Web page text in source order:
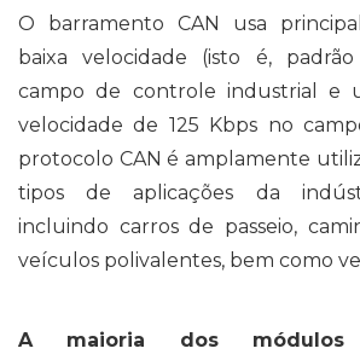
O barramento CAN usa
baixa velocidade (isto é, padrão
campo de controle industrial e
velocidade de 125 Kbps no
protocolo CAN é amplamente
tipos de aplicações da
incluindo carros de passeio,
veículos polivalentes, bem como
A maioria dos módulos